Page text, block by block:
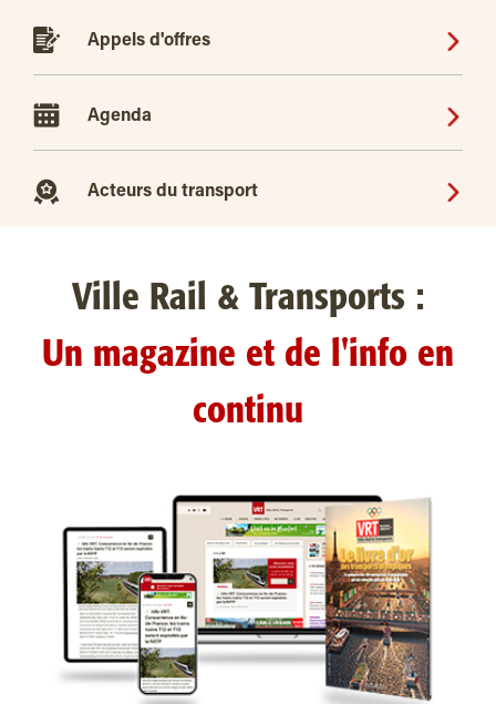
Appels d'offres
Agenda
Acteurs du transport
Ville Rail & Transports :
Un magazine et de l'info en
continu